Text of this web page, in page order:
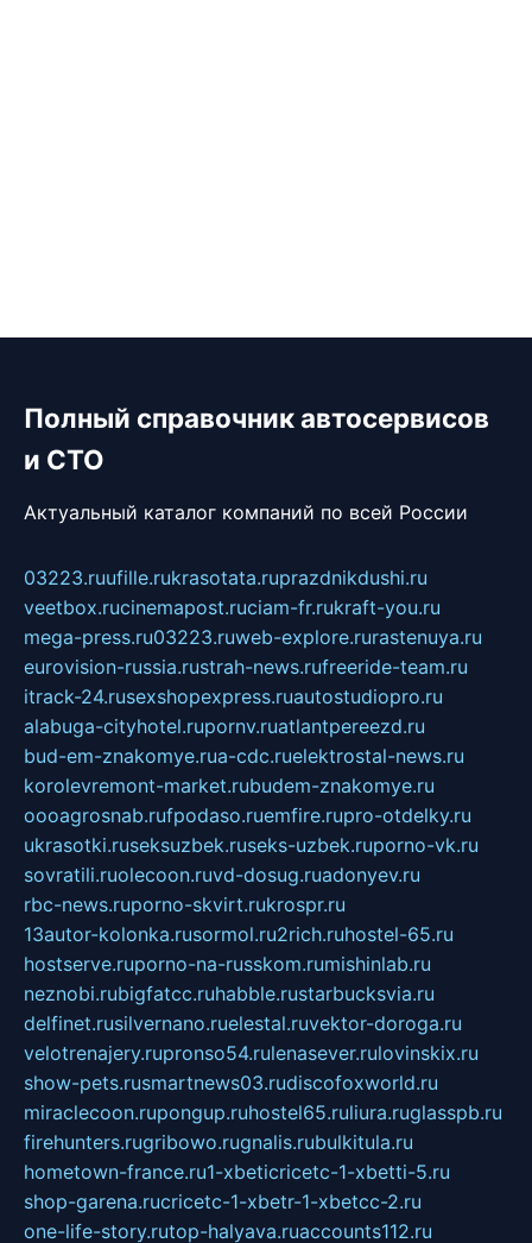
Полный справочник автосервисов
и СТО
Актуальный каталог компаний по всей России
03223.ruufille.rukrasotata.ruprazdnikdushi.ru
veetbox.rucinemapost.ruciam-fr.rukraft-you.ru
mega-press.ru03223.ruweb-explore.rurastenuya.ru
eurovision-russia.rustrah-news.rufreeride-team.ru
itrack-24.rusexshopexpress.ruautostudiopro.ru
alabuga-cityhotel.rupornv.ruatlantpereezd.ru
bud-em-znakomye.rua-cdc.ruelektrostal-news.ru
korolevremont-market.rubudem-znakomye.ru
oooagrosnab.rufpodaso.ruemfire.rupro-otdelky.ru
ukrasotki.ruseksuzbek.ruseks-uzbek.ruporno-vk.ru
sovratili.ruolecoon.ruvd-dosug.ruadonyev.ru
rbc-news.ruporno-skvirt.rukrospr.ru
13autor-kolonka.rusormol.ru2rich.ruhostel-65.ru
hostserve.ruporno-na-russkom.rumishinlab.ru
neznobi.rubigfatcc.ruhabble.rustarbucksvia.ru
delfinet.rusilvernano.ruelestal.ruvektor-doroga.ru
velotrenajery.rupronso54.rulenasever.rulovinskix.ru
show-pets.rusmartnews03.rudiscofoxworld.ru
miraclecoon.rupongup.ruhostel65.ruliura.ruglasspb.ru
firehunters.rugribowo.rugnalis.rubulkitula.ru
hometown-france.ru1-xbeticricetc-1-xbetti-5.ru
shop-garena.rucricetc-1-xbetr-1-xbetcc-2.ru
one-life-story.rutop-halyava.ruaccounts112.ru